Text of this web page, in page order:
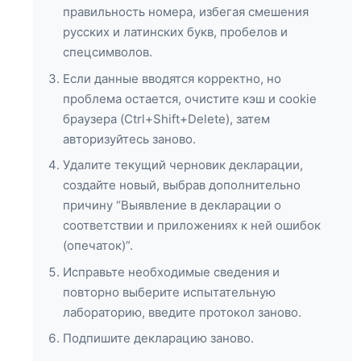
правильность номера, избегая смешения
русских и латинских букв, пробелов и
спецсимволов.
Если данные вводятся корректно, но
проблема остается, очистите кэш и cookie
браузера (Ctrl+Shift+Delete), затем
авторизуйтесь заново.
Удалите текущий черновик декларации,
создайте новый, выбрав дополнительно
причину “Выявление в декларации о
соответствии и приложениях к ней ошибок
(опечаток)”.
Исправьте необходимые сведения и
повторно выберите испытательную
лабораторию, введите протокол заново.
Подпишите декларацию заново.